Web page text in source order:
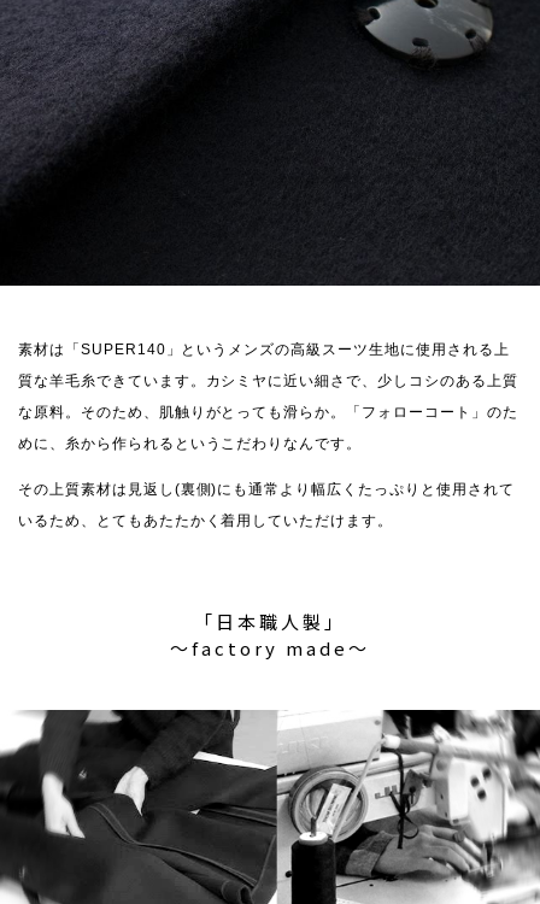
素材は「SUPER140」というメンズの高級スーツ生地に使用される上
質な羊毛糸できています。
カシミヤに近い細さで、少しコシのある上質
な原料。そのため、肌触りがとっても滑らか。
「フォローコート」のた
めに、糸から作られるというこだわりなんです。
その上質素材は見返し(裏側)にも通常より幅広くたっぷりと使用されて
いるため、とてもあたたかく着用していただけます。
「日本職人製」
〜factory made〜